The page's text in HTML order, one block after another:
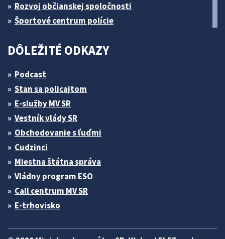
Rozvoj občianskej spoločnosti
Športové centrum polície
DÔLEŽITÉ ODKAZY
Podcast
Stan sa policajtom
E-služby MV SR
Vestník vlády SR
Obchodovanie s ľuďmi
Cudzinci
Miestna štátna správa
Vládny program ESO
Call centrum MV SR
E-trhovisko